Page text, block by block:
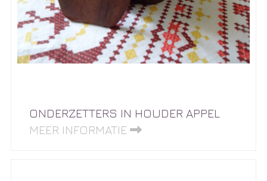
ONDERZETTERS IN HOUDER APPEL
MEER INFORMATIE